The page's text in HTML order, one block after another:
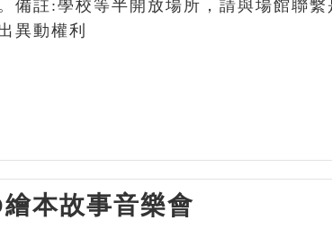
備註:學校等半開放場所，請與場館聯繫
異動權利
本故事音樂會